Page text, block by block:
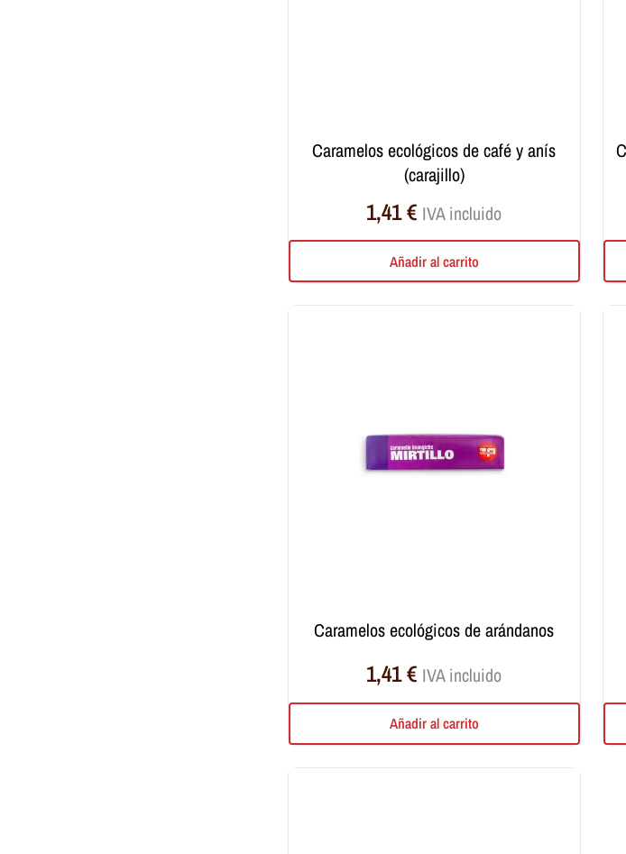
caramelos ecológicos de café y anís
(carajillo)
1,41€ IVA incluido
Añadir al carrito
caramelos ecológicos de arándanos
1,41€ IVA incluido
Añadir al carrito